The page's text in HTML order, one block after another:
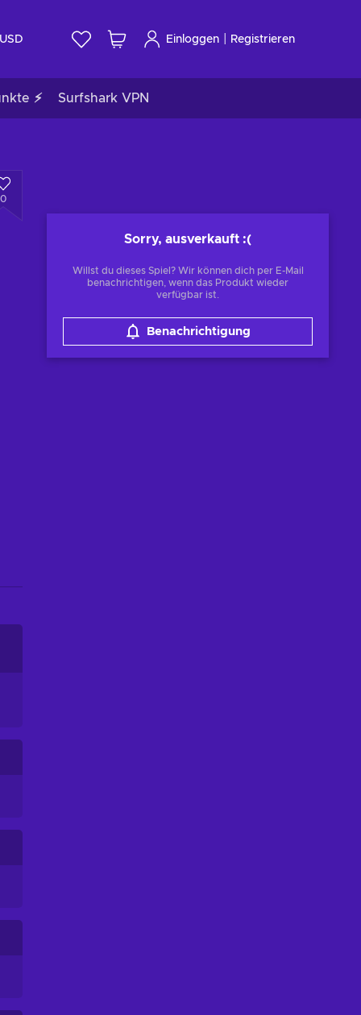
USD Einloggen Registrieren
⚡ Surfshark VPN
0
Sorry, ausverkauft :(
Willst du dieses Spiel? Wir können dich per E-Mail
benachrichtigen, wenn das Produkt wieder
verfügbar ist.
Benachrichtigung